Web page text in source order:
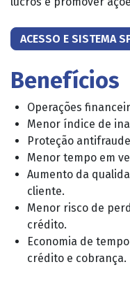
ACESSO E SISTEMA
Benefícios
Operações
Menor índice de
Proteção
Menor tempo em
Aumento da
cliente.
Menor risco de
crédito.
Economia de
crédito e cobrança.